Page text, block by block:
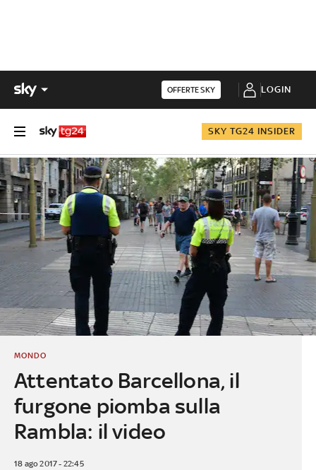
OFFERTE SKY LOGIN
SKY TG24 INSIDER
Attentato Barcellona, il
furgone piomba sulla
Rambla: il video
MONDO
18 ago 2017 - 22:45